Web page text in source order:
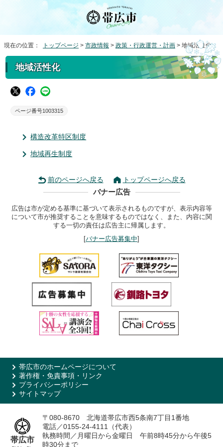
現在の位置： トップページ > 市政情報 > 政策・行政運営・計画 > 地域活性化
地域活性化
ページ番号1003315
構造改革特区制度
地域再生制度
前のページへ戻る トップページへ戻る
バナー広告
広告は市が定める基準に基づいて表示されるものですが、表示内容等
について市が推奨することを意味するものではなく、また、内容に関
する一切の責任は広告主に帰属します。
[バナー広告募集中]
帯広市のホームページについて
著作権・免責事項・リンク
プライバシーポリシー
サイトマップ
帯広市
〒080-8670 北海道帯広市西5条南7丁目1番地
電話／0155-24-4111（代表）
執務時間／月曜日から金曜日 午前8時45分から午後5
時30分まで